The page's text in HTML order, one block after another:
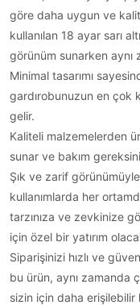
göre daha uygun ve
kullanılan 18 ayar sarı
görünüm sunarken aynı
Minimal tasarımı
gardırobunuzun en çok
gelir.
Kaliteli malzemelerden
sunar ve bakım
Şık ve zarif
kullanımlarda her
tarzınıza ve zevkinize
için özel bir yatırım
Siparişinizi hızlı ve
bu ürün, aynı zamanda
sizin için daha